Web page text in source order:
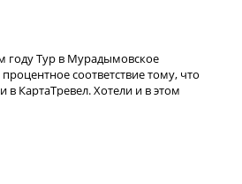
году Тур в Мурадымовское
соответствие тому, что
в КартаТревел. Хотели и в этом
их услугами, но видимо эта